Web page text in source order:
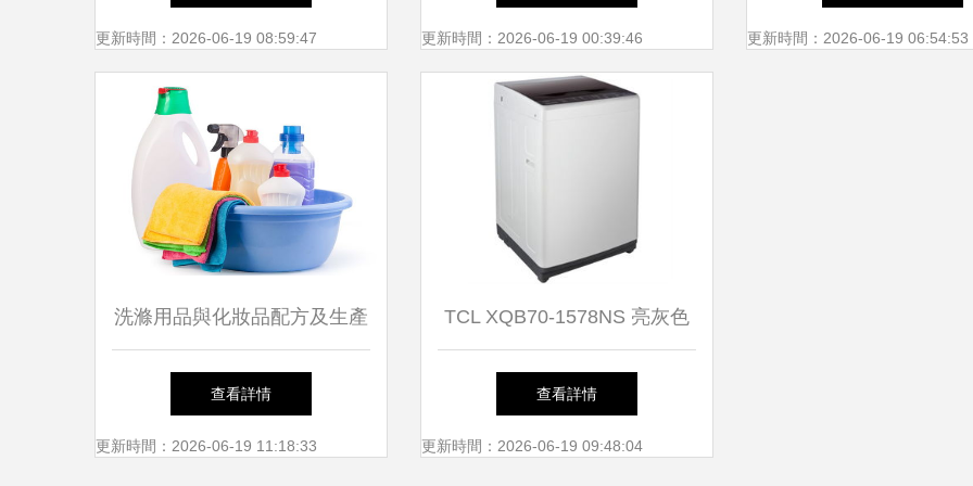
更新時間：2026-06-19 08:59:47 更新時間：2026-06-19 00:39:46 更新時間：2026-06-19 06:54:53
洗滌用品與化妝品配方及生產
工藝基礎解析
查看詳情
更新時間：2026-06-19 11:18:33
TCL XQB70-1578NS 亮灰色
7公斤全自動洗衣機 防腐金屬
機身，堅固耐用新選擇
查看詳情
更新時間：2026-06-19 09:48:04